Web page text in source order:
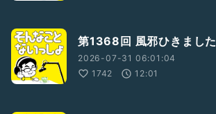
第1368回 風邪ひきました
2026-07-31 06:01:04
1742
12:01